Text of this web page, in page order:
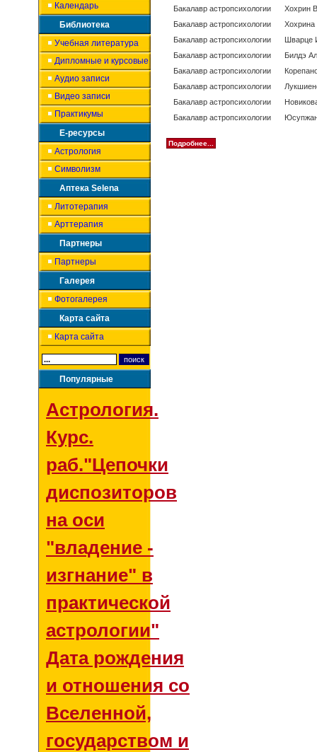
Календарь
Библиотека
Учебная литература
Дипломные и курсовые
Аудио записи
Видео записи
Практикумы
Е-ресурсы
Астрология
Символизм
Аптека Selena
Литотерапия
Арттерапия
Партнеры
Партнеры
Галерея
Фотогалерея
Карта сайта
Карта сайта
Популярные
Астрология.
Курс.
раб."Цепочки
диспозиторов
на оси
"владение -
изгнание" в
практической
астрологии"
Дата рождения
и отношения со
Вселенной,
государством и
Бакалавр астропсихологии
Хохрин
Бакалавр астропсихологии
Хохрина
Бакалавр астропсихологии
Шварце
Бакалавр астропсихологии
Билдэ
Бакалавр астропсихологии
Бакалавр астропсихологии
Бакалавр астропсихологии
Бакалавр астропсихологии
Подробнее...